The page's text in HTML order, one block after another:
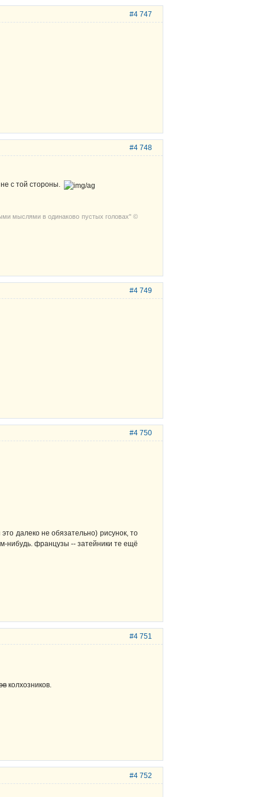
#4 747
#4 748
с той стороны.
мыслями в одинаково пустых головах" ©
#4 749
#4 750
далеко не обязательно) рисунок, то
нибудь. французы -- затейники те ещё
#4 751
колхозников.
#4 752